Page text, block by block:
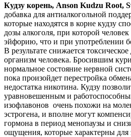
Кудзу корень, Anson Kudzu Root,
добавка для антиалкогольной
которые находятся в корне кудзу
дозы алкоголя, при которой
эйфорию, что и при употреблении
В результате снижается
организм человека. Бросившим
нормальное состояние нервной
пока произойдет перестройка
недостатка никотина. Кудзу
уравновешенным и
изофлавонов очень похожи на
эстрогена, и вполне могут
гормона в период менопаузы и
ощущения, которые характерны для